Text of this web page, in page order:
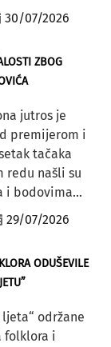
30/07/2026
ZBOG
jutros je
premijerom i
tačaka
redu našli su
i bodovima...
29/07/2026
ODUŠEVILE
održane
folklora i